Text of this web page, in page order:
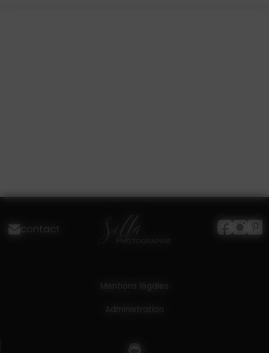
contact
Mentions légales
Administration